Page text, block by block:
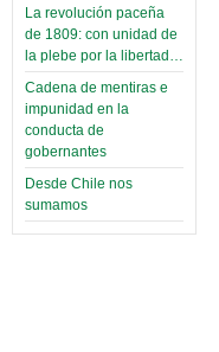
La revolución paceña
de 1809: con unidad de
la plebe por la libertad…
Cadena de mentiras e
impunidad en la
conducta de
gobernantes
Desde Chile nos
sumamos